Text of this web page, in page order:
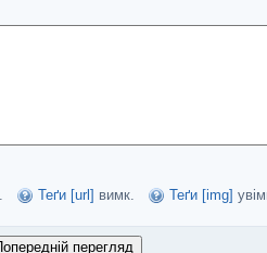
Теґи [url] вимк. Теґи [img]